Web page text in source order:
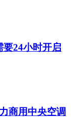
要24小时开启
商用中央空调